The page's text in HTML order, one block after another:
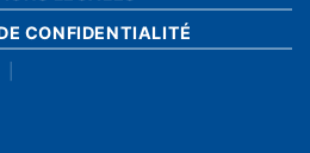
CONFIDENTIALITÉ